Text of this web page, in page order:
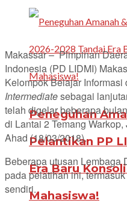
Peneguhan
Pelantikan PP
Era Baru
Mahasiswa!
Makassar – Pimpinan
Indonesia (PD LIDMI)
Kelompok Belajar
Intermediatesebagai
telah digelar beberapa
di Lantai 2 Temang
Ahad (18/03/2018).
Beberapa utusan Lembaga
pada pelatihan ini,
sendiri.